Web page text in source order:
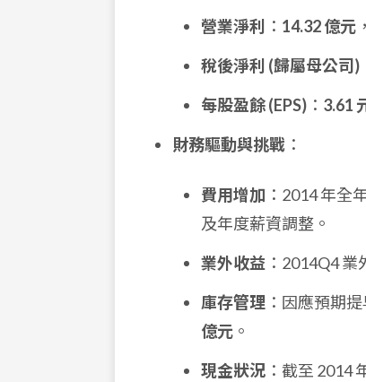
營業淨利
： 14.32 億元
稅後淨利 (歸屬母公司)
每股盈餘 (EPS) ： 3.61
財務驅動與挑戰 ：
費用增加 ：2014 年全
及年度薪資調整。
業外收益 ：2014Q4 業
庫存管理 ：因應預期
億元 。
現金狀況 ：截至 2014